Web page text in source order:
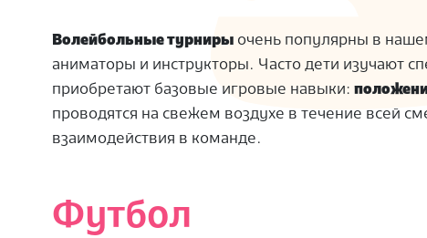
Волейбольные турниры очень популярны в
аниматоры и инструкторы. Часто дети изучают
приобретают базовые игровые навыки:
проводятся на свежем воздухе в течение всей
взаимодействия в команде.
Футбол